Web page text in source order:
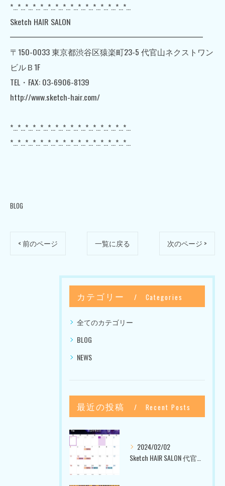
*…*…*…*…*…*…*…*…*…*…*…*…*…*…*…*…
Sketch HAIR SALON
━━━━━━━━━━━━━━━━━━━━━━━━
〒150-0033 東京都渋谷区猿楽町23-5 代官山ネクストワン
ビルＢ1F
TEL・FAX: 03-6906-8139
http://www.sketch-hair.com/
*…*…*…*…*…*…*…*…*…*…*…*…*…*…*…*…
*…*…*…*…*…*…*…*…*…*…*…*…*…*…*…*…
BLOG
< 前のページ 一覧に戻る 次のページ >
カテゴリー Categories
全てのカテゴリー
BLOG
NEWS
最近の投稿 Recent Posts
2024/02/02